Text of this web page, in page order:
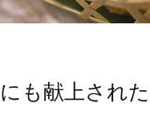
も献上され